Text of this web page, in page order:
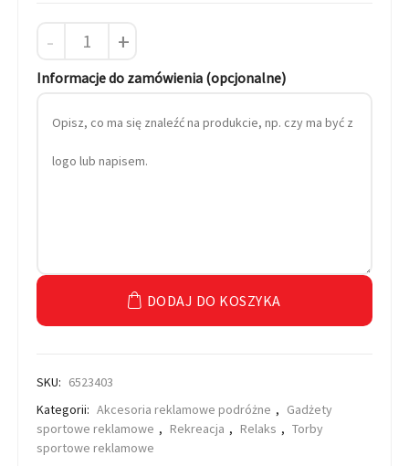
- +
Informacje do zamówienia (opcjonalne)
DODAJ DO KOSZYKA
SKU: 6523403
Kategorii: Akcesoria reklamowe podróżne , Gadżety
sportowe reklamowe , Rekreacja , Relaks , Torby
sportowe reklamowe